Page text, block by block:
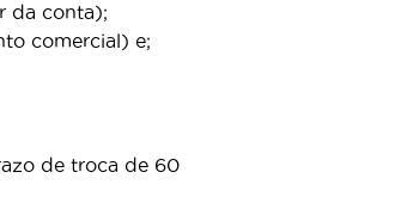
da conta);
comercial) e;
de troca de 60